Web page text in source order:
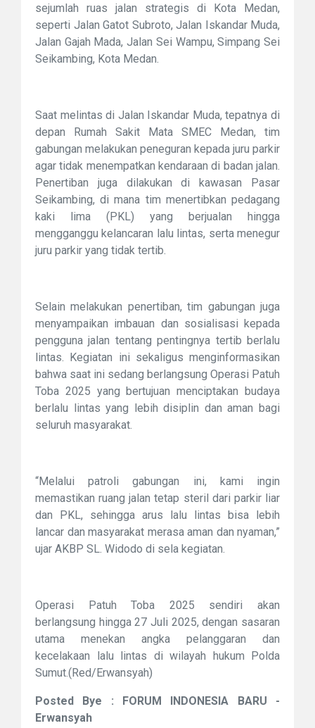
sejumlah ruas jalan strategis di Kota Medan,
seperti Jalan Gatot Subroto, Jalan Iskandar Muda,
Jalan Gajah Mada, Jalan Sei Wampu, Simpang Sei
Seikambing, Kota Medan.
Saat melintas di Jalan Iskandar Muda, tepatnya di
depan Rumah Sakit Mata SMEC Medan, tim
gabungan melakukan peneguran kepada juru parkir
agar tidak menempatkan kendaraan di badan jalan.
Penertiban juga dilakukan di kawasan Pasar
Seikambing, di mana tim menertibkan pedagang
kaki lima (PKL) yang berjualan hingga
mengganggu kelancaran lalu lintas, serta menegur
juru parkir yang tidak tertib.
Selain melakukan penertiban, tim gabungan juga
menyampaikan imbauan dan sosialisasi kepada
pengguna jalan tentang pentingnya tertib berlalu
lintas. Kegiatan ini sekaligus menginformasikan
bahwa saat ini sedang berlangsung Operasi Patuh
Toba 2025 yang bertujuan menciptakan budaya
berlalu lintas yang lebih disiplin dan aman bagi
seluruh masyarakat.
“Melalui patroli gabungan ini, kami ingin
memastikan ruang jalan tetap steril dari parkir liar
dan PKL, sehingga arus lalu lintas bisa lebih
lancar dan masyarakat merasa aman dan nyaman,”
ujar AKBP SL. Widodo di sela kegiatan.
Operasi Patuh Toba 2025 sendiri akan
berlangsung hingga 27 Juli 2025, dengan sasaran
utama menekan angka pelanggaran dan
kecelakaan lalu lintas di wilayah hukum Polda
Sumut.(Red/Erwansyah)
Posted Bye : FORUM INDONESIA BARU -
Erwansyah